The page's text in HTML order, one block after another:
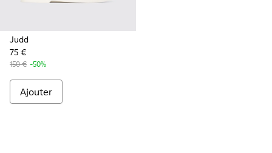
Judd
75 €
150 € -50%
Ajouter